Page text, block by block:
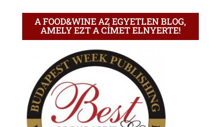
A FOOD&WINE AZ EGYETLEN BLOG,
AMELY EZT A CÍMET ELNYERTE!